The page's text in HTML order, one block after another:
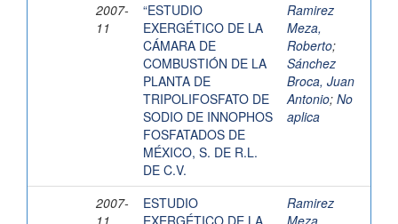
2007-
11
“ESTUDIO
EXERGÉTICO DE LA
CÁMARA DE
COMBUSTIÓN DE LA
PLANTA DE
TRIPOLIFOSFATO DE
SODIO DE INNOPHOS
FOSFATADOS DE
MÉXICO, S. DE R.L.
DE C.V.
Ramirez
Meza,
Roberto;
Sánchez
Broca, Juan
Antonio; No
aplica
2007-
ESTUDIO
Ramirez